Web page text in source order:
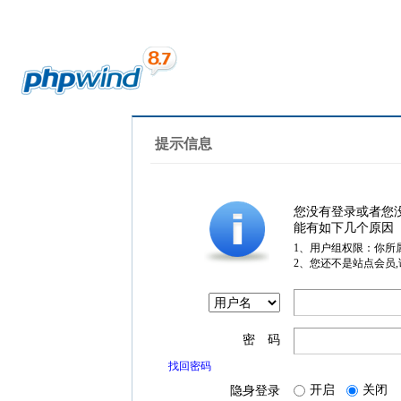
提示信息
您没有登录或者您
能有如下几个原因
1、用户组权限：你所
2、您还不是站点会员
密 码
找回密码
隐身登录 开启 关闭